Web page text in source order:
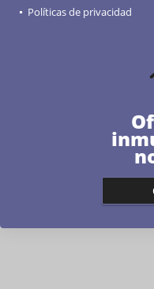
Políticas de privacidad